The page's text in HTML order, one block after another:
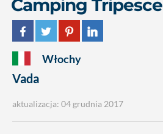
Camping Tripesce
Włochy
Vada
aktualizacja: 04 grudnia 2017